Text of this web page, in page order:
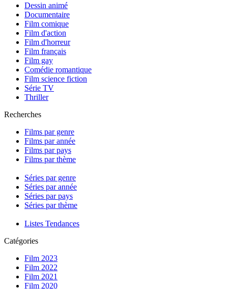
Dessin animé
Documentaire
Film comique
Film d'action
Film d'horreur
Film français
Film gay
Comédie romantique
Film science fiction
Série TV
Thriller
Recherches
Films par genre
Films par année
Films par pays
Films par thème
Séries par genre
Séries par année
Séries par pays
Séries par thème
Listes Tendances
Catégories
Film 2023
Film 2022
Film 2021
Film 2020